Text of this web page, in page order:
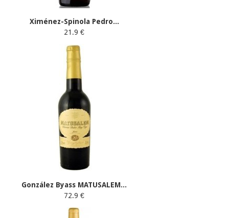
Ximénez-Spinola Pedro...
21.9 €
González Byass MATUSALEM...
72.9 €